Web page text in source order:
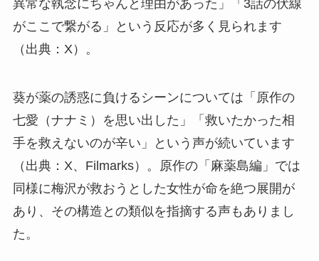
異常な執念にちゃんと理由があった」「3話の伏線
がここで繋がる」という反応が多く見られます
（出典：X）。
葵が薬の誘惑に負けるシーンについては「原作の
七愛（ナナミ）を思い出した」「救いたかった相
手を救えないのが辛い」という声が続いています
（出典：X、Filmarks）。原作の「麻薬島編」では
同様に梅沢が救おうとした女性が命を絶つ展開が
あり、その構造との類似を指摘する声もありまし
た。